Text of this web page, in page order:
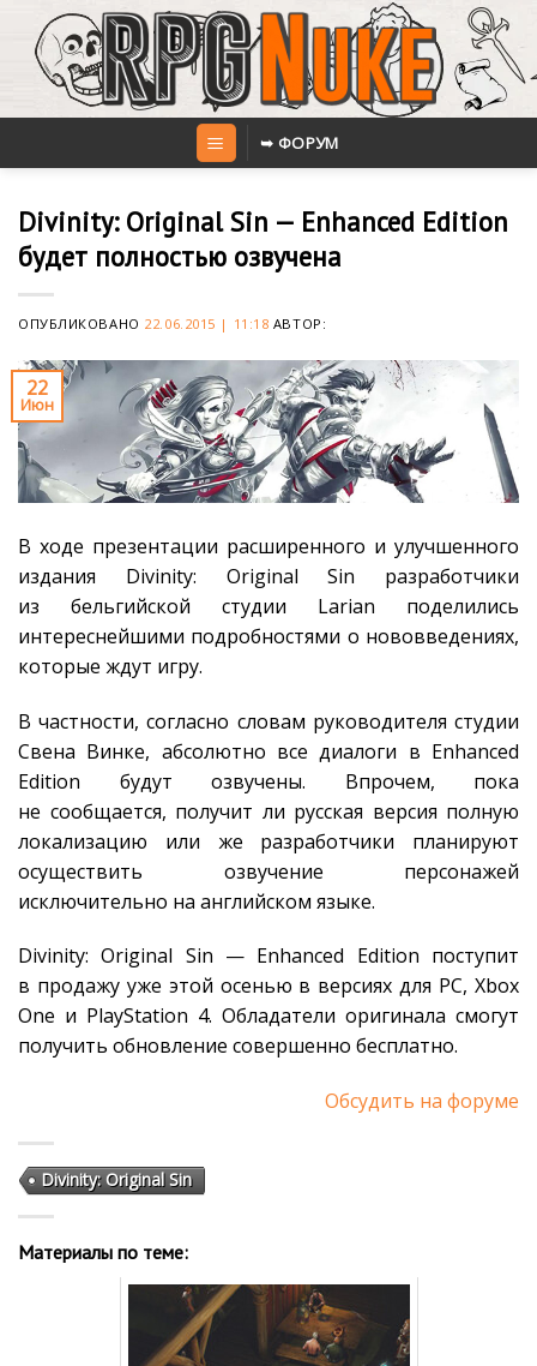
content
➥ ФОРУМ
Divinity: Original Sin — Enhanced Edition
будет полностью озвучена
ОПУБЛИКОВАНО 22.06.2015 | 11:18 АВТОР:
22
Июн
В ходе презентации расширенного и улучшенного
издания Divinity: Original Sin разработчики
из бельгийской студии Larian поделились
интереснейшими подробностями о нововведениях,
которые ждут игру.
В частности, согласно словам руководителя студии
Свена Винке, абсолютно все диалоги в Enhanced
Edition будут озвучены. Впрочем, пока
не сообщается, получит ли русская версия полную
локализацию или же разработчики планируют
осуществить озвучение персонажей
исключительно на английском языке.
Divinity: Original Sin — Enhanced Edition поступит
в продажу уже этой осенью в версиях для PC, Xbox
One и PlayStation 4. Обладатели оригинала смогут
получить обновление совершенно бесплатно.
Обсудить на форуме
Divinity: Original Sin
Материалы по теме: